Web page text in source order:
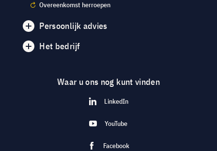
Overeenkomst herroepen
Persoonlijk advies
Het bedrijf
Waar u ons nog kunt vinden
LinkedIn
YouTube
Facebook